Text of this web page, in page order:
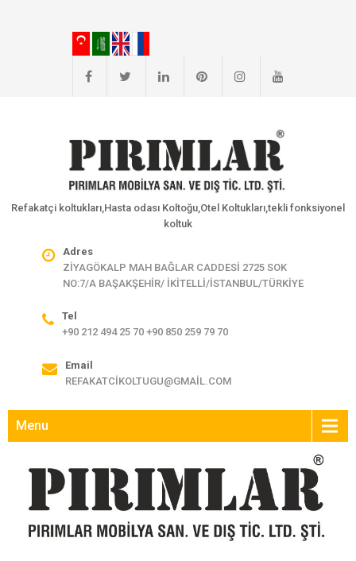
Refakatçi koltukları,Hasta odası Koltoğu,Otel Koltukları,tekli fonksiyonel
koltuk
Adres
ZİYAGÖKALP MAH BAĞLAR CADDESİ 2725 SOK
NO:7/A BAŞAKŞEHİR/ İKİTELLİ/İSTANBUL/TÜRKİYE
Tel
+90 212 494 25 70 +90 850 259 79 70
Email
REFAKATCIKOLTUGU@GMAIL.COM
Menu